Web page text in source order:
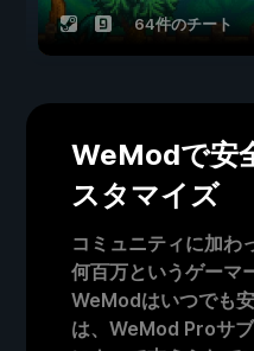
64件のチート
WeModで安
スタマイズ
コミュニティに加わ
何百万というゲーマ
WeModはいつでも
は、WeMod Proサ